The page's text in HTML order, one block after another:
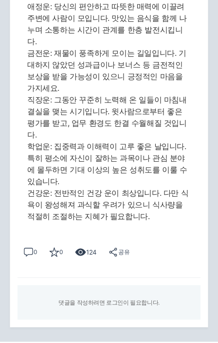
애정운: 당신의 편안하고 따뜻한 매력에 이끌려
주변에 사람이 모입니다. 맛있는 음식을 함께 나
누며 소통하는 시간이 관계를 한층 발전시킵니
다.
금전운: 재물이 풍족하게 모이는 길일입니다. 기
대하지 않았던 성과급이나 보너스 등 금전적인
보상을 받을 가능성이 있으니 긍정적인 마음을
가지세요.
직장운: 그동안 꾸준히 노력해 온 일들이 마침내
결실을 맺는 시기입니다. 윗사람으로부터 좋은
평가를 받고, 업무 환경도 한결 수월해질 것입니
다.
학업운: 집중력과 이해력이 고루 좋은 날입니다.
특히 평소에 자신이 잘하는 과목이나 관심 분야
에 몰두하면 기대 이상의 높은 성취도를 이룰 수
있습니다.
건강운: 전반적인 건강 운이 최상입니다. 다만 식
욕이 왕성해져 과식할 우려가 있으니 식사량을
적절히 조절하는 지혜가 필요합니다.
0 0 124 공유
댓글을 작성하려면 로그인이 필요합니다.